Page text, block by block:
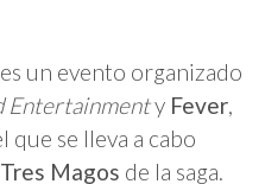
un evento organizado
Entertainmenty Fever,
que se lleva a cabo
Magos de la saga.